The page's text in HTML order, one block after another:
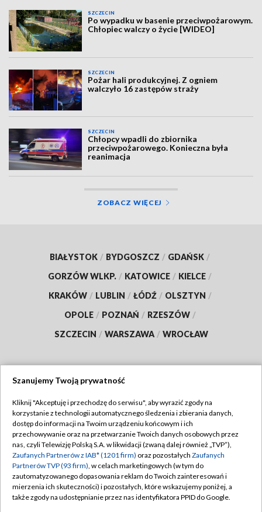
SZCZECIN
Po wypadku w basenie przeciwpożarowym.
Chłopiec walczy o życie [WIDEO]
SZCZECIN
Pożar hali produkcyjnej. Z ogniem
walczyło 16 zastępów straży
SZCZECIN
Chłopcy wpadli do zbiornika
przeciwpożarowego. Konieczna była
reanimacja
ZOBACZ WIĘCEJ
BIAŁYSTOK / BYDGOSZCZ / GDAŃSK /
GORZÓW WLKP. / KATOWICE / KIELCE /
KRAKÓW / LUBLIN / ŁÓDŹ / OLSZTYN /
OPOLE / POZNAŃ / RZESZÓW /
SZCZECIN / WARSZAWA / WROCŁAW
TVP
Abonament TVP
Emisja w TVP
Centrum informacji TVP
Naziemna Telewizja Cyfrowa
Regulamin TVP
Polityka prywatności
Moje zgody
Pomoc
Szanujemy Twoją prywatność
Kliknij "Akceptuję i przechodzę do serwisu", aby wyrazić zgody na
korzystanie z technologii automatycznego śledzenia i zbierania danych,
dostęp do informacji na Twoim urządzeniu końcowym i ich
przechowywanie oraz na przetwarzanie Twoich danych osobowych przez
nas, czyli Telewizję Polską S.A. w likwidacji (zwaną dalej również „TVP”),
Zaufanych Partnerów z IAB* (1201 firm) oraz pozostałych Zaufanych
Partnerów TVP (93 firm), w celach marketingowych (w tym do
zautomatyzowanego dopasowania reklam do Twoich zainteresowań i
mierzenia ich skuteczności) i pozostałych, które wskazujemy poniżej, a
także zgody na udostępnianie przez nas identyfikatora PPID do Google.